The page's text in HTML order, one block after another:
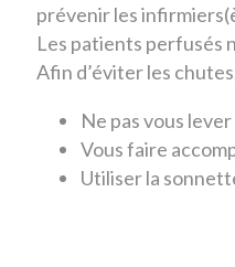
prévenir les
Les patients perfusés
Afin d’éviter les
Ne pas vous
Vous faire
Utiliser la